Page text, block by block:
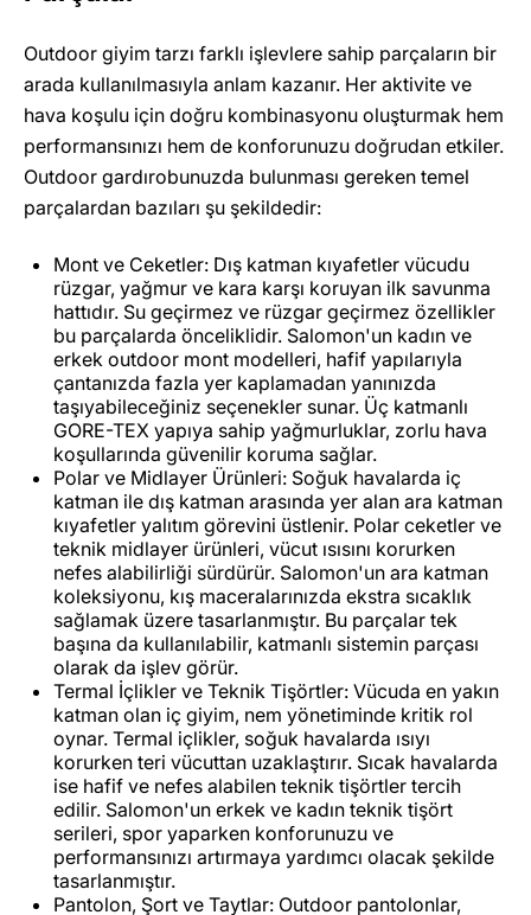
Outdoor giyim tarzı farklı işlevlere sahip parçaların bir
arada kullanılmasıyla anlam kazanır. Her aktivite ve
hava koşulu için doğru kombinasyonu oluşturmak hem
performansınızı hem de konforunuzu doğrudan etkiler.
Outdoor gardırobunuzda bulunması gereken temel
parçalardan bazıları şu şekildedir:
Mont ve Ceketler: Dış katman kıyafetler vücudu
rüzgar, yağmur ve kara karşı koruyan ilk savunma
hattıdır. Su geçirmez ve rüzgar geçirmez özellikler
bu parçalarda önceliklidir. Salomon'un kadın ve
erkek outdoor mont modelleri, hafif yapılarıyla
çantanızda fazla yer kaplamadan yanınızda
taşıyabileceğiniz seçenekler sunar. Üç katmanlı
GORE-TEX yapıya sahip yağmurluklar, zorlu hava
koşullarında güvenilir koruma sağlar.
Polar ve Midlayer Ürünleri: Soğuk havalarda iç
katman ile dış katman arasında yer alan ara katman
kıyafetler yalıtım görevini üstlenir. Polar ceketler ve
teknik midlayer ürünleri, vücut ısısını korurken
nefes alabilirliği sürdürür. Salomon'un ara katman
koleksiyonu, kış maceralarınızda ekstra sıcaklık
sağlamak üzere tasarlanmıştır. Bu parçalar tek
başına da kullanılabilir, katmanlı sistemin parçası
olarak da işlev görür.
Termal İçlikler ve Teknik Tişörtler: Vücuda en yakın
katman olan iç giyim, nem yönetiminde kritik rol
oynar. Termal içlikler, soğuk havalarda ısıyı
korurken teri vücuttan uzaklaştırır. Sıcak havalarda
ise hafif ve nefes alabilen teknik tişörtler tercih
edilir. Salomon'un erkek ve kadın teknik tişört
serileri, spor yaparken konforunuzu ve
performansınızı artırmaya yardımcı olacak şekilde
tasarlanmıştır.
Pantolon, Şort ve Taytlar: Outdoor pantolonlar,